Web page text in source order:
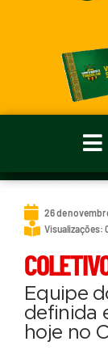
26 de
Visualizações:
Equipe
definida
hoje no